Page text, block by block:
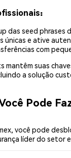
das seed phrases
únicas e ative
com
mantêm suas
a solução
Pode
você pode
líder do setor